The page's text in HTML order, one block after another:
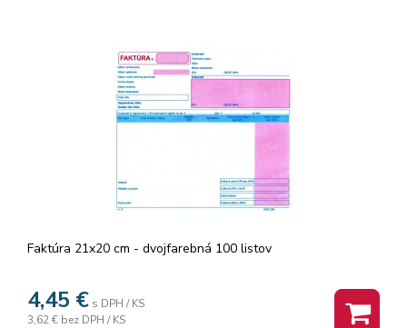
Faktúra 21x20 cm - dvojfarebná 100 listov
4,45 € s DPH / KS
3,62 € bez DPH / KS